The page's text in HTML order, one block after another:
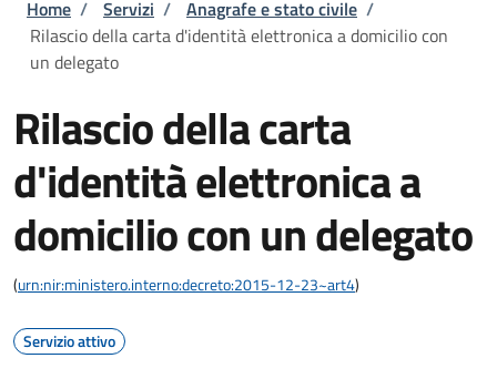
Home / Servizi / Anagrafe e stato civile /
Rilascio della carta d'identità elettronica a domicilio con
un delegato
Rilascio della carta
d'identità elettronica a
domicilio con un delegato
(urn:nir:ministero.interno:decreto:2015-12-23~art4)
Servizio attivo